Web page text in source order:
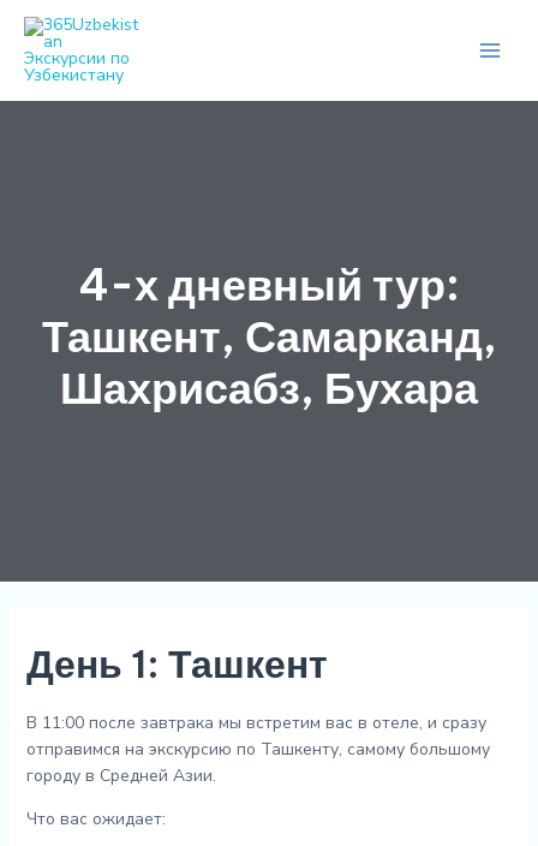
Перейти
содержимому
4-х дневный тур:
Ташкент, Самарканд,
Шахрисабз, Бухара
День 1: Ташкент
В 11:00 после завтрака мы встретим вас в отеле, и сразу
отправимся на экскурсию по Ташкенту, самому большому
городу в Средней Азии.
Что вас ожидает:
по
записям